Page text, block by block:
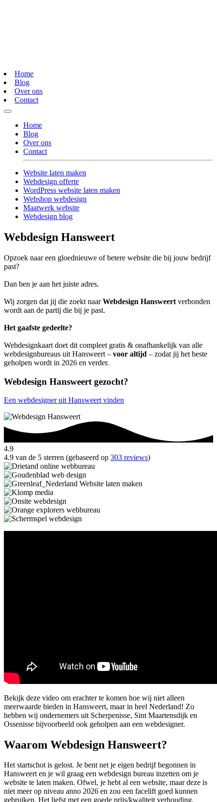
Home
Blog
Over ons
Contact
Home
Blog
Over ons
Contact
Website laten maken
Webdesign offerte
WordPress website laten maken
Webshop webdesign
Maatwerk website
Webdesign blog
Webdesign Hansweert
Opzoek naar een gloednieuwe of betere website die bij jouw bedrijf
past?
Dan ben je aan het juiste adres.
Wij zorgen dat jij die zoekt naarWebdesign Hansweert verbonden
wordt aan de partij die bij je past.
Het gaafste gedeelte?
Webdesignkaart doet dit compleet gratis & onafhankelijk van alle
webdesignbureaus uit Hansweert – voor altijd – zodat jij het beste
geholpen wordt in 2026 en verder.
Webdesign Hansweert gezocht?
Een webdesigner uit Hansweert vinden
4.9
4.9 van de 5 sterren (gebaseerd op 303 reviews)
Bekijk deze video om erachter te komen hoe wij niet alleen
meerwaarde bieden in Hansweert, maar in heel Nederland! Zo
hebben wij ondernemers uit Scherpenisse, Sint Maartensdijk en
Ossenisse bijvoorbeeld ook geholpen aan een webdesigner.
Waarom Webdesign Hansweert?
Het startschot is gelost. Je bent net je eigen bedrijf begonnen in
Hansweert en je wil graag een webdesign bureau inzetten om je
website te laten maken. Ofwel, je hebt al een website, maar deze is
niet meer op niveau anno 2026 en zou een facelift goed kunnen
gebruiken. Het liefst met een goede prijs/kwaliteit verhouding.